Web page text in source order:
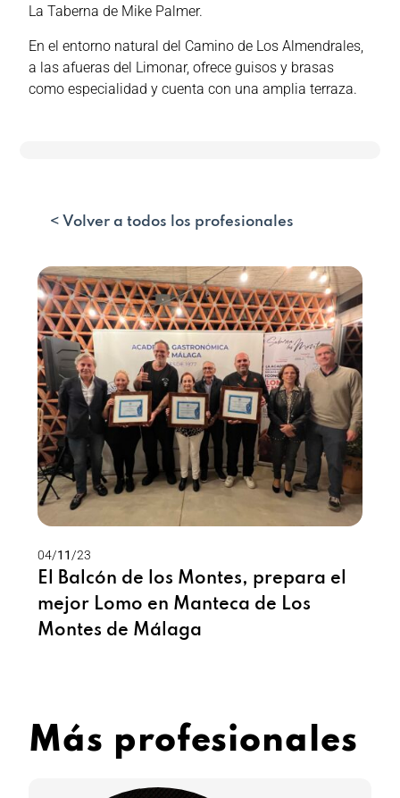
La Taberna de Mike Palmer.
En el entorno natural del Camino de Los Almendrales,
a las afueras del Limonar, ofrece guisos y brasas
como especialidad y cuenta con una amplia terraza.
< Volver a todos los profesionales
04/11 /23
El Balcón de los Montes, prepara el
mejor Lomo en Manteca de Los
Montes de Málaga
Más profesionales